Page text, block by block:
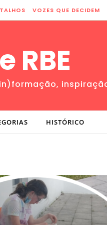
VOZES QUE DECIDEM
RBE
HISTÓRICO